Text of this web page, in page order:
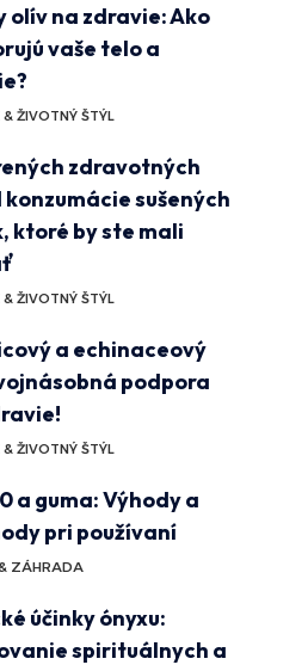
olív na zdravie: Ako
vaše telo a
ŽIVOTNÝ ŠTÝL
zdravotných
sušených
ktoré by ste mali
ŽIVOTNÝ ŠTÝL
a echinaceový
podpora
ŽIVOTNÝ ŠTÝL
a guma: Výhody a
pri používaní
ZÁHRADA
účinky ónyxu:
spirituálnych a